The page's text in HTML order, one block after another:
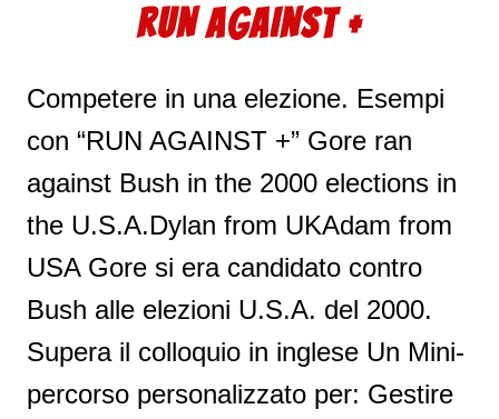
RUN AGAINST +
Competere in una elezione. Esempi
con “RUN AGAINST +” Gore ran
against Bush in the 2000 elections in
the U.S.A.Dylan from UKAdam from
USA Gore si era candidato contro
Bush alle elezioni U.S.A. del 2000.
Supera il colloquio in inglese Un Mini-
percorso personalizzato per: Gestire